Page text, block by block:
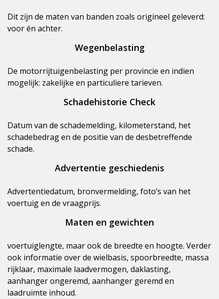
Dit zijn de maten van banden zoals origineel geleverd:
voor én achter.
Wegenbelasting
De motorrijtuigenbelasting per provincie en indien
mogelijk: zakelijke en particuliere tarieven.
Schadehistorie Check
Datum van de schademelding, kilometerstand, het
schadebedrag en de positie van de desbetreffende
schade.
Advertentie geschiedenis
Advertentiedatum, bronvermelding, foto’s van het
voertuig en de vraagprijs.
Maten en gewichten
voertuiglengte, maar ook de breedte en hoogte. Verder
ook informatie over de wielbasis, spoorbreedte, massa
rijklaar, maximale laadvermogen, daklasting,
aanhanger ongeremd, aanhanger geremd en
laadruimte inhoud.